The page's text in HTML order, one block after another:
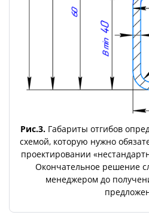
Рис.3. Габариты отгибов
схемой, которую нужно
проектировании
Окончательное решение
менеджером до